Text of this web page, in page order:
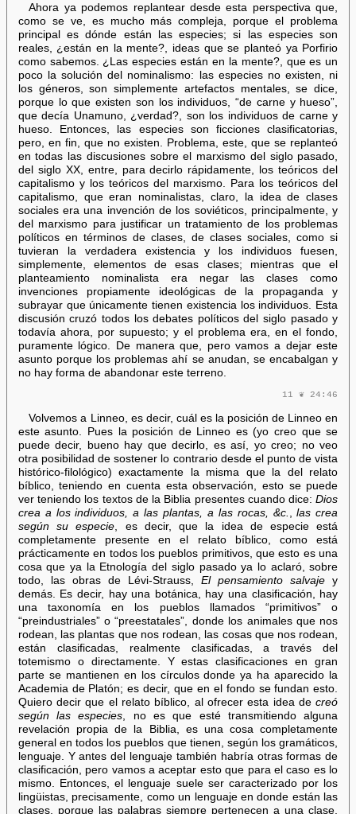
Ahora ya podemos replantear desde esta perspectiva que,
como se ve, es mucho más compleja, porque el problema
principal es dónde están las especies; si las especies son
reales, ¿están en la mente?, ideas que se planteó ya Porfirio
como sabemos. ¿Las especies están en la mente?, que es un
poco la solución del nominalismo: las especies no existen, ni
los géneros, son simplemente artefactos mentales, se dice,
porque lo que existen son los individuos, “de carne y hueso”,
que decía Unamuno, ¿verdad?, son los individuos de carne y
hueso. Entonces, las especies son ficciones clasificatorias,
pero, en fin, que no existen. Problema, este, que se replanteó
en todas las discusiones sobre el marxismo del siglo pasado,
del siglo XX, entre, para decirlo rápidamente, los teóricos del
capitalismo y los teóricos del marxismo. Para los teóricos del
capitalismo, que eran nominalistas, claro, la idea de clases
sociales era una invención de los soviéticos, principalmente, y
del marxismo para justificar un tratamiento de los problemas
políticos en términos de clases, de clases sociales, como si
tuvieran la verdadera existencia y los individuos fuesen,
simplemente, elementos de esas clases; mientras que el
planteamiento nominalista era negar las clases como
invenciones propiamente ideológicas de la propaganda y
subrayar que únicamente tienen existencia los individuos. Esta
discusión cruzó todos los debates políticos del siglo pasado y
todavía ahora, por supuesto; y el problema era, en el fondo,
puramente lógico. De manera que, pero vamos a dejar este
asunto porque los problemas ahí se anudan, se encabalgan y
no hay forma de abandonar este terreno.
11 ❦ 24:46
Volvemos a Linneo, es decir, cuál es la posición de Linneo en
este asunto. Pues la posición de Linneo es (yo creo que se
puede decir, bueno hay que decirlo, es así, yo creo; no veo
otra posibilidad de sostener lo contrario desde el punto de vista
histórico-filológico) exactamente la misma que la del relato
bíblico, teniendo en cuenta esta observación, esto se puede
ver teniendo los textos de la Biblia presentes cuando dice:Dios
crea a los individuos, a las plantas, a las rocas, &c.
,las crea
según su especie , es decir, que la idea de especie está
completamente presente en el relato bíblico, como está
prácticamente en todos los pueblos primitivos, que esto es una
cosa que ya la Etnología del siglo pasado ya lo aclaró, sobre
todo, las obras de Lévi-Strauss,El pensamiento salvaje y
demás. Es decir, hay una botánica, hay una clasificación, hay
una taxonomía en los pueblos llamados “primitivos” o
“preindustriales” o “preestatales”, donde los animales que nos
rodean, las plantas que nos rodean, las cosas que nos rodean,
están clasificadas, realmente clasificadas, a través del
totemismo o directamente. Y estas clasificaciones en gran
parte se mantienen en los círculos donde ya ha aparecido la
Academia de Platón; es decir, que en el fondo se fundan esto.
Quiero decir que el relato bíblico, al ofrecer esta idea decreó
según las especies , no es que esté transmitiendo alguna
revelación propia de la Biblia, es una cosa completamente
general en todos los pueblos que tienen, según los gramáticos,
lenguaje. Y antes del lenguaje también habría otras formas de
clasificación, pero vamos a aceptar esto que para el caso es lo
mismo. Entonces, el lenguaje suele ser caracterizado por los
lingüistas, precisamente, como un lenguaje en donde están las
clases, porque las palabras siempre pertenecen a una clase,